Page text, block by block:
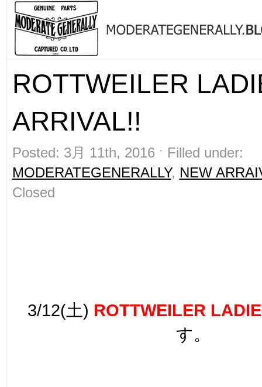
ROTTWEILER
ARRIVAL!!
Posted: 3月 11th, 2016 ˑ Filled under:
MODERATEGENERALLY, NEW
Closed
3/12(土) ROTTWEILER
す。